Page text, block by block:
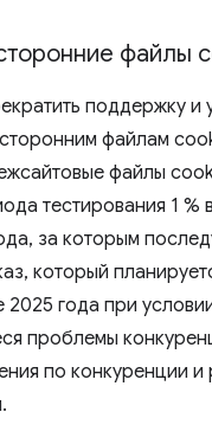
файлы
поддержку и
файлам
файлы
тестирования 1 %
за которым
который
2025 года при
проблемы
по конкуренции и